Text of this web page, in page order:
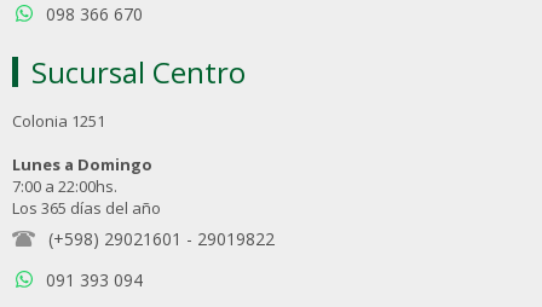
098 366 670
Sucursal Centro
Colonia 1251
Lunes a Domingo
7:00 a 22:00hs.
Los 365 días del año
(+598) 29021601 - 29019822
091 393 094